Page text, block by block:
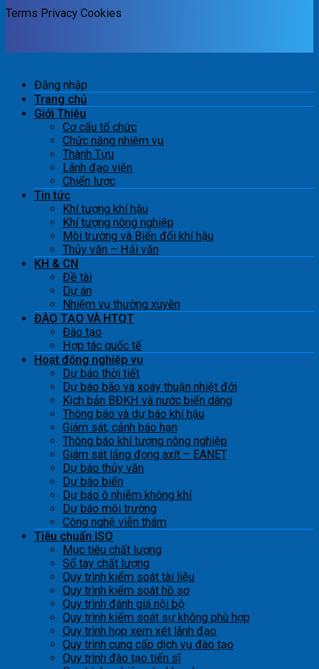
Terms Privacy Cookies
Đăng nhập
Trang chủ
Giới Thiệu
Cơ cấu tổ chức
Chức năng nhiệm vụ
Thành Tựu
Lãnh đạo viện
Chiến lược
Tin tức
Khí tượng khí hậu
Khí tượng nông nghiệp
Môi trường và Biến đổi khí hậu
Thủy văn – Hải văn
KH & CN
Đề tài
Dự án
Nhiệm vụ thường xuyên
ĐÀO TẠO VÀ HTQT
Đào tạo
Hợp tác quốc tế
Hoạt động nghiệp vụ
Dự báo thời tiết
Dự báo bão và xoáy thuận nhiệt đới
Kịch bản BĐKH và nước biển dâng
Thông báo và dự báo khí hậu
Giám sát, cảnh báo hạn
Thông báo khí tượng nông nghiệp
Giám sát lắng đọng axít – EANET
Dự báo thủy văn
Dự báo biển
Dự báo ô nhiễm không khí
Dự báo môi trường
Công nghệ viễn thám
Tiêu chuẩn ISO
Mục tiêu chất lượng
Sổ tay chất lượng
Quy trình kiểm soát tài liệu
Quy trình kiểm soát hồ sơ
Quy trình đánh giá nội bộ
Quy trình kiểm soát sự không phù hợp
Quy trình họp xem xét lãnh đạo
Quy trình cung cấp dịch vụ đào tạo
Quy trình đào tạo tiến sĩ